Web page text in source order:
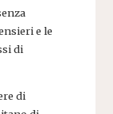
e le
di
di